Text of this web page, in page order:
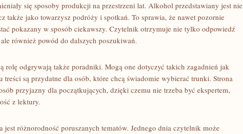
się sposoby produkcji na przestrzeni lat. Alkohol przedstawiany jest nie
także jako towarzysz podróży i spotkań. To sprawia, że nawet pozornie
pokazany w sposób ciekawszy. Czytelnik otrzymuje nie tylko odpowiedź
również powód do dalszych poszukiwań.
rolę odgrywają także poradniki. Mogą one dotyczyć takich zagadnień jak
treści są przydatne dla osób, które chcą świadomie wybierać trunki. Strona
przyjazny dla początkujących, dzięki czemu nie trzeba być ekspertem,
z lektury.
jest różnorodność poruszanych tematów. Jednego dnia czytelnik może